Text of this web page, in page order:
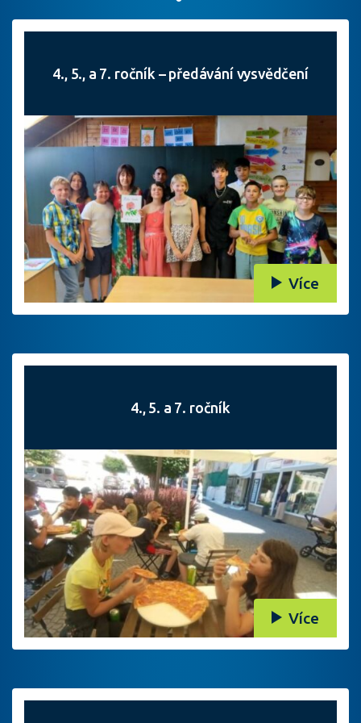
4., 5., a 7. ročník – předávání vysvědčení
Více
4., 5. a 7. ročník
Více